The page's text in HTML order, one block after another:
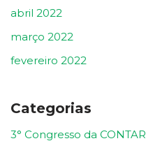
abril 2022
março 2022
fevereiro 2022
Categorias
3° Congresso da CONTAR